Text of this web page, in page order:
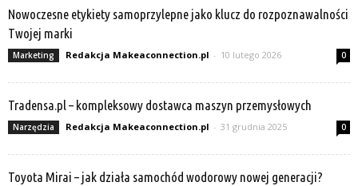
Nowoczesne etykiety samoprzylepne jako klucz do rozpoznawalności
Twojej marki
Marketing Redakcja Makeaconnection.pl - 10 lutego 2026 0
Tradensa.pl – kompleksowy dostawca maszyn przemysłowych
Narzędzia Redakcja Makeaconnection.pl - 31 grudnia 2025 0
Toyota Mirai – jak działa samochód wodorowy nowej generacji?